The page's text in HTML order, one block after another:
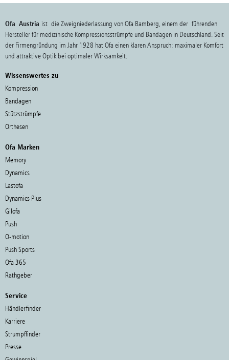
Ofa Austria ist die Zweigniederlassung von Ofa Bamberg, einem der führenden
Hersteller für medizinische Kompressionsstrümpfe und Bandagen in Deutschland. Seit
der Firmengründung im Jahr 1928 hat Ofa einen klaren Anspruch: maximaler Komfort
und attraktive Optik bei optimaler Wirksamkeit.
Wissenswertes zu
Kompression
Bandagen
Stützstrümpfe
Orthesen
Ofa Marken
Memory
Dynamics
Lastofa
Dynamics Plus
Gilofa
Push
O-motion
Push Sports
Ofa 365
Rathgeber
Service
Händlerfinder
Karriere
Strumpffinder
Presse